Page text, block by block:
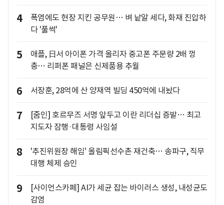
4
폭염에도 현장 지킨 공무원… 벼 낱알 세다, 화재 진압하
다 '풀썩'
5
애플, 日서 아이폰 가격 올리자 중고폰 주문량 2배 껑
충… 리퍼폰 패널은 신제품용 추월
6 서장훈, 28억에 산 양재역 빌딩 450억에 내놨다
7
[줌인] 호르무즈 서명 앞두고 이란 리더십 증발… 최고
지도자 잠행·대통령 사임설
8
'추진위원장 해임' 올림픽선수촌 재건축… 송파구, 직무
대행 체제 승인
9
[사이언스카페] AI가 세균 잡는 바이러스 생성, 내성균도
감염